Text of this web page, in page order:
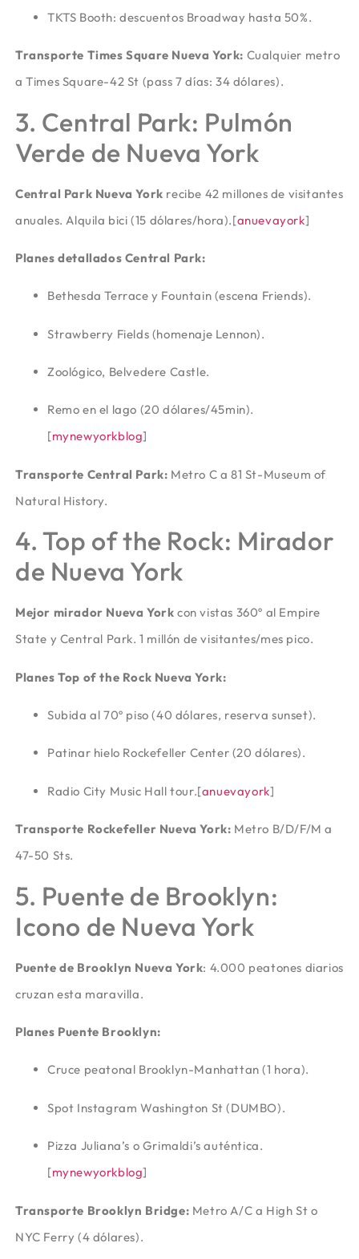
TKTS Booth: descuentos Broadway hasta 50%.
Transporte Times Square Nueva York: Cualquier metro
a Times Square-42 St (pass 7 días: 34 dólares).
3. Central Park: Pulmón
Verde de Nueva York
Central Park Nueva York recibe 42 millones de visitantes
anuales. Alquila bici (15 dólares/hora).[anuevayork]​
Planes detallados Central Park:
Bethesda Terrace y Fountain (escena Friends).
Strawberry Fields (homenaje Lennon).
Zoológico, Belvedere Castle.
Remo en el lago (20 dólares/45min).
[mynewyorkblog]​
Transporte Central Park: Metro C a 81 St-Museum of
Natural History.
4. Top of the Rock: Mirador
de Nueva York
Mejor mirador Nueva York con vistas 360º al Empire
State y Central Park. 1 millón de visitantes/mes pico.
Planes Top of the Rock Nueva York:
Subida al 70º piso (40 dólares, reserva sunset).
Patinar hielo Rockefeller Center (20 dólares).
Radio City Music Hall tour.[anuevayork]​
Transporte Rockefeller Nueva York: Metro B/D/F/M a
47-50 Sts.
5. Puente de Brooklyn:
Icono de Nueva York
Puente de Brooklyn Nueva York: 4.000 peatones diarios
cruzan esta maravilla.
Planes Puente Brooklyn:
Cruce peatonal Brooklyn-Manhattan (1 hora).
Spot Instagram Washington St (DUMBO).
Pizza Juliana’s o Grimaldi’s auténtica.
[mynewyorkblog]​
Transporte Brooklyn Bridge: Metro A/C a High St o
NYC Ferry (4 dólares).